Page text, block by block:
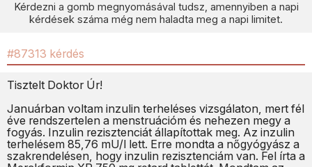
Kérdezni a gomb megnyomásával tudsz, amennyiben a napi
kérdések száma még nem haladta meg a napi limitet.
#87313 kérdés
Tisztelt Doktor Úr!
Januárban voltam inzulin terheléses vizsgálaton, mert fél
éve rendszertelen a menstruációm és nehezen megy a
fogyás. Inzulin rezisztenciát állapítottak meg. Az inzulin
terhelésem 85,76 mU/l lett. Erre mondta a nőgyógyász a
szakrendelésen, hogy inzulin rezisztenciám van. Fel írta a